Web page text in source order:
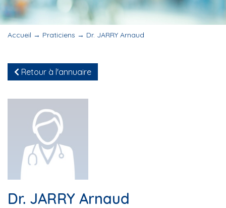
Accueil → Praticiens → Dr. JARRY Arnaud
Retour à l'annuaire
Dr. JARRY Arnaud